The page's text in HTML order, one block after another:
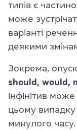
типів є
може
варіанті
деякими
Зокрема,
should, would,
інфінітив
цьому
минулого часу.